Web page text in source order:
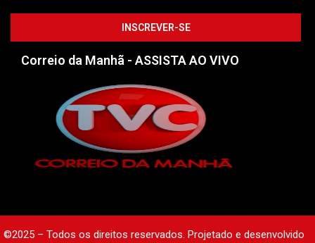
Correio da Manhã - ASSISTA AO VIVO
©2025 – Todos os direitos reservados. Projetado e desenvolvido